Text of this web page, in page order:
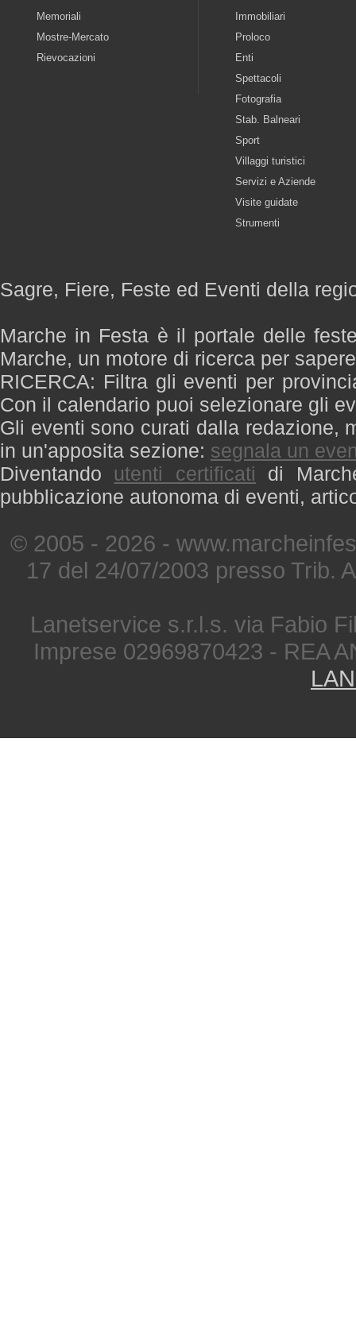
Memoriali
Mostre-Mercato
Rievocazioni
Immobiliari
Proloco
Enti
Spettacoli
Fotografia
Stab. Balneari
Sport
Villaggi turistici
Servizi e Aziende
Visite guidate
Strumenti
Sagre, Fiere, Feste ed Eventi della
Marche in Festa è il portale delle
Marche, un motore di ricerca per
RICERCA: Filtra gli eventi per
Con il calendario puoi selezionare gli
Gli eventi sono curati dalla redazione,
in un'apposita sezione: segnala un
Diventando utenti certificati di
pubblicazione autonoma di eventi,
© 2005 - 2026 -
17 del 24/07/2003 presso Trib.
Lanetservice s.r.l.s. via Fabio
Imprese 02969870423 - REA